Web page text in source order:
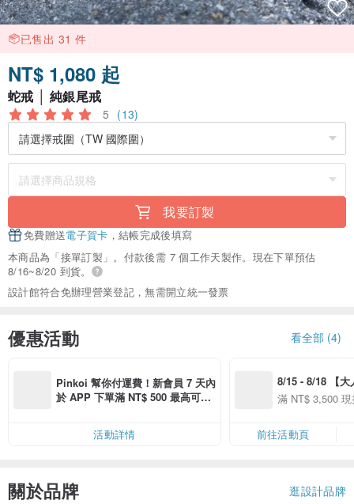
已售出 31 件
NT$ 1,080 起
蛇戒 │ 純銀尾戒
5 (13)
我要訂製
免費贈送電子賀卡 ，結帳完成後填寫
本商品為「接單訂製」。付款後需 7 個工作天製作。現在下單預估
8/16~8/20 到貨。
設計館符合免辦理營業登記，無需開立統一發票
優惠活動 看全部 (4)
Pinkoi 幫你付運費！新會員 7 天內
於 APP 下單滿 NT$ 500 最高可折
活動詳情
8/15 - 8/18 【大
季】滿
滿 NT$ 3,500
前往活動頁
關於品牌 逛設計品牌